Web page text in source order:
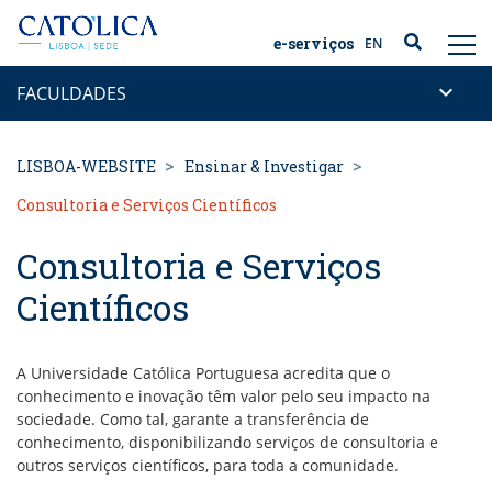
FACULDADES keyboard_arrow_down
EN
e-serviços
LISBOA-WEBSITE
Ensinar & Investigar
Consultoria e Serviços Científicos
Consultoria e Serviços
Científicos
A Universidade Católica Portuguesa acredita que o
conhecimento e inovação têm valor pelo seu impacto na
sociedade. Como tal, garante a transferência de
conhecimento, disponibilizando serviços de consultoria e
outros serviços científicos, para toda a comunidade.